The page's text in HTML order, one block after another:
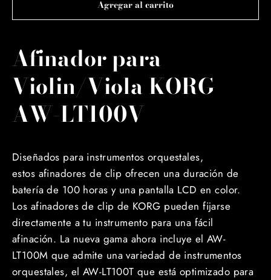
Agregar al carrito
Afinador para
Violin/Viola KORG
AW-LT100V
Diseñados para instrumentos orquestales,
estos afinadores de clip ofrecen una duración de
batería de 100 horas y una pantalla LCD en color.
Los afinadores de clip de KORG pueden fijarse
directamente a tu instrumento para una fácil
afinación. La nueva gama ahora incluye el AW-
LT100M que admite una variedad de instrumentos
orquestales, el AW-LT100T que está optimizado para